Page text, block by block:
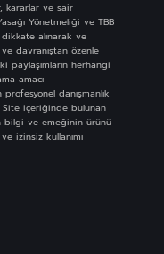
kararlar ve sair
Yönetmeliği ve TBB
alınarak ve
davranıştan özenle
paylaşımların herhangi
amacı
danışmanlık
içeriğinde bulunan
bilgi ve emeğinin ürünü
izinsiz kullanımı